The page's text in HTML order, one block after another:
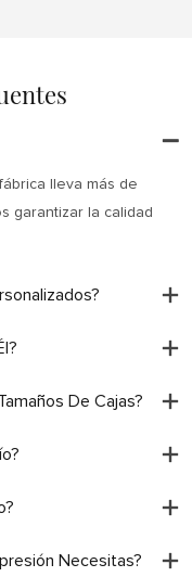
lleva más de
garantizar la calidad
De Cajas?
Necesitas?